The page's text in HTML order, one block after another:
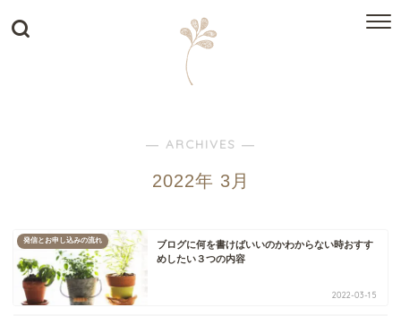
― ARCHIVES ―
2022年 3月
発信とお申し込みの流れ
ブログに何を書けばいいのかわからない時おすす
めしたい３つの内容
2022-03-15